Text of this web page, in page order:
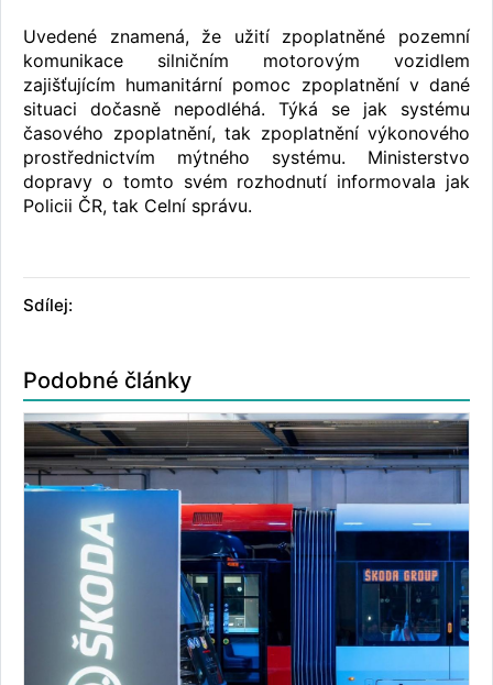
Uvedené znamená, že užití zpoplatněné pozemní
komunikace silničním motorovým vozidlem
zajišťujícím humanitární pomoc zpoplatnění v dané
situaci dočasně nepodléhá. Týká se jak systému
časového zpoplatnění, tak zpoplatnění výkonového
prostřednictvím mýtného systému. Ministerstvo
dopravy o tomto svém rozhodnutí informovala jak
Policii ČR, tak Celní správu.
Sdílej:
Podobné články